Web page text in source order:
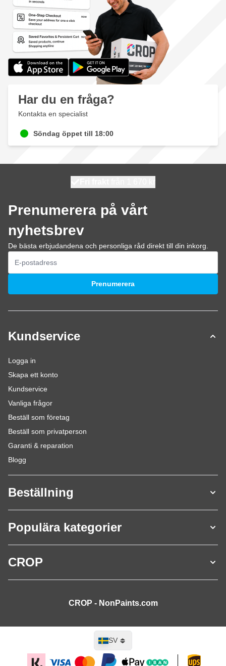
Har du en fråga?
Kontakta en specialist
Söndag öppet till 18:00
Prenumerera på vårt
nyhetsbrev
De bästa erbjudandena och personliga råd direkt till din inkorg.
E-postadress
Prenumerera
Kundservice
Logga in
Skapa ett konto
Kundservice
Vanliga frågor
Beställ som företag
Beställ som privatperson
Garanti & reparation
Blogg
Beställning
Populära kategorier
CROP
CROP - NonPaints.com
Språk
SV